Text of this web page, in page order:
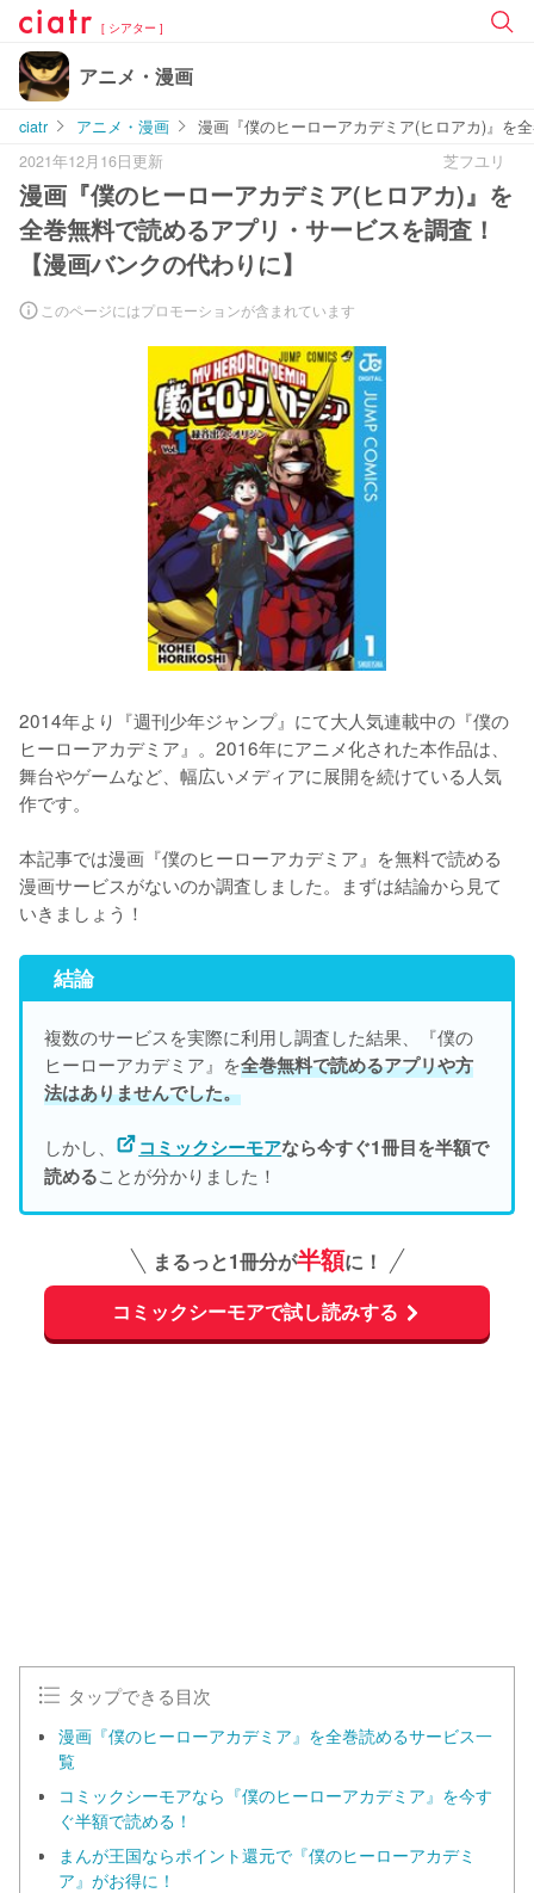
[ シアター ]
アニメ・漫画
ciatr アニメ・漫画
漫画『僕のヒーローアカデミア(ヒロアカ)』を
2021年12月16日更新
芝フユリ
漫画『僕のヒーローアカデミア(ヒロアカ)』を
全巻無料で読めるアプリ・サービスを調査！
【漫画バンクの代わりに】
このページにはプロモーションが含まれています
2014年より『週刊少年ジャンプ』にて大人気連載中の『僕の
ヒーローアカデミア』。2016年にアニメ化された本作品は、
舞台やゲームなど、幅広いメディアに展開を続けている人気
作です。
本記事では漫画『僕のヒーローアカデミア』を無料で読める
漫画サービスがないのか調査しました。まずは結論から見て
結論
複数のサービスを実際に利用し調査した結果、『僕の
ヒーローアカデミア』を全巻無料で読めるアプリや方
法はありませんでした。
しかし、 コミックシーモアなら今すぐ1冊目を半額で
読めることが分かりました！
まるっと1冊分が半額に！
コミックシーモアで試し読みする
タップできる目次
漫画『僕のヒーローアカデミア』を全巻読めるサービス一
覧
コミックシーモアなら『僕のヒーローアカデミア』を今す
ぐ半額で読める！
まんが王国ならポイント還元で『僕のヒーローアカデミ
ア』がお得に！